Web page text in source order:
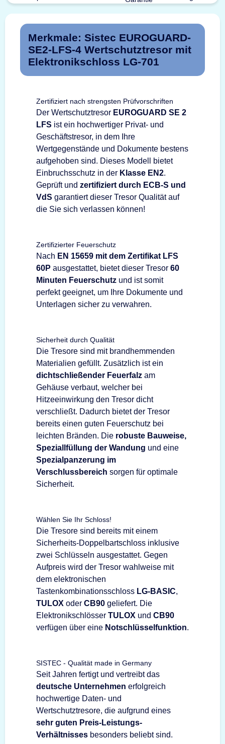
Merkmale: Sistec EUROGUARD-
SE2-LFS-4 Wertschutztresor mit
Elektronikschloss LG-701
Zertifiziert nach strengsten Prüfvorschriften
Der Wertschutztresor EUROGUARD SE 2
LFS ist ein hochwertiger Privat- und
Geschäftstresor, in dem Ihre
Wertgegenstände und Dokumente bestens
aufgehoben sind. Dieses Modell bietet
Einbruchsschutz in der Klasse EN2.
Geprüft und zertifiziert durch ECB-S und
VdS garantiert dieser Tresor Qualität auf
die Sie sich verlassen können!
Zertifizierter Feuerschutz
Nach EN 15659 mit dem Zertifikat LFS
60P ausgestattet, bietet dieser Tresor 60
Minuten Feuerschutz und ist somit
perfekt geeignet, um Ihre Dokumente und
Unterlagen sicher zu verwahren.
Sicherheit durch Qualität
Die Tresore sind mit brandhemmenden
Materialien gefüllt. Zusätzlich ist ein
dichtschließender Feuerfalz am
Gehäuse verbaut, welcher bei
Hitzeeinwirkung den Tresor dicht
verschließt. Dadurch bietet der Tresor
bereits einen guten Feuerschutz bei
leichten Bränden. Die robuste Bauweise,
Speziallfüllung der Wandung und eine
Spezialpanzerung im
Verschlussbereich sorgen für optimale
Sicherheit.
Wählen Sie Ihr Schloss!
Die Tresore sind bereits mit einem
Sicherheits-Doppelbartschloss inklusive
zwei Schlüsseln ausgestattet. Gegen
Aufpreis wird der Tresor wahlweise mit
dem elektronischen
Tastenkombinationsschloss LG-BASIC,
TULOX oder CB90 geliefert. Die
Elektronikschlösser TULOX und CB90
verfügen über eine Notschlüsselfunktion.
SISTEC - Qualität made in Germany
Seit Jahren fertigt und vertreibt das
deutsche Unternehmen erfolgreich
hochwertige Daten- und
Wertschutztresore, die aufgrund eines
sehr guten Preis-Leistungs-
Verhältnisses besonders beliebt sind.